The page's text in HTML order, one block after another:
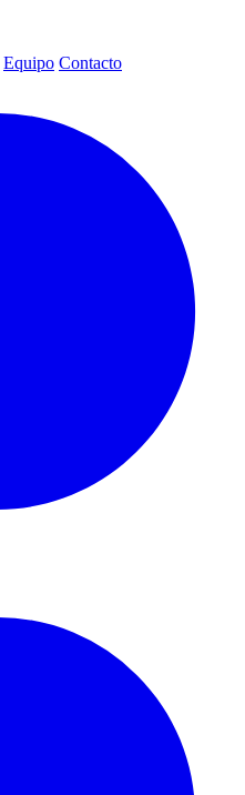
Equipo Contacto